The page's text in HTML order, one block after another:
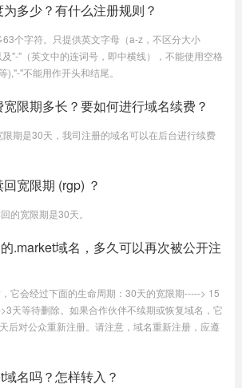
多少？有什么注册规则？
个字符。只提供英文字母（a-z，不区分大小
"-"（英文中的连词号，即中横线），不能使用空格
),"-"不能用作开头和结尾。
限期多长？要如何进行域名续费？
限期是30天，我司注册的域名可以在后台进行续费
宽限期 (rgp) ？
的宽限期是30天。
.market域名，多久可以再次被公开注
它会经过下面的生命周期：30天的宽限期-----> 15
天等待删除。如果合作伙伴不续期或恢复域名，它
后对公众重新注册。请注意，域名重新注册，应遵
名吗？怎样转入？